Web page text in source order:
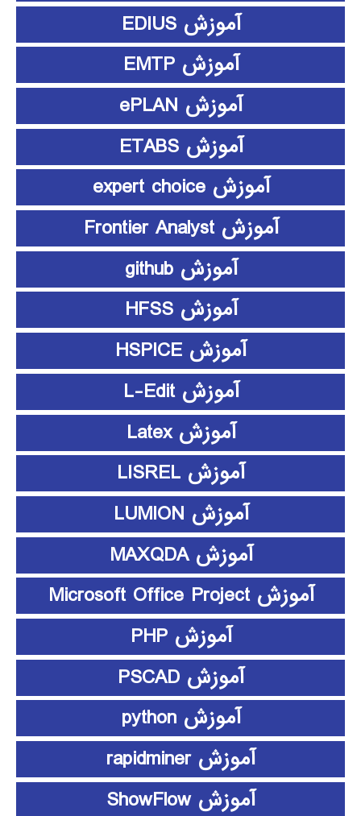
آموزش EDIUS
آموزش EMTP
آموزش ePLAN
آموزش ETABS
آموزش expert choice
آموزش Frontier Analyst
آموزش github
آموزش HFSS
آموزش HSPICE
آموزش L-Edit
آموزش Latex
آموزش LISREL
آموزش LUMION
آموزش MAXQDA
آموزش Microsoft Office Project
آموزش PHP
آموزش PSCAD
آموزش python
آموزش rapidminer
آموزش ShowFlow